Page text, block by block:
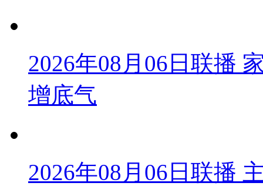
2026年08月06日联播
增底气
2026年08月06日联播